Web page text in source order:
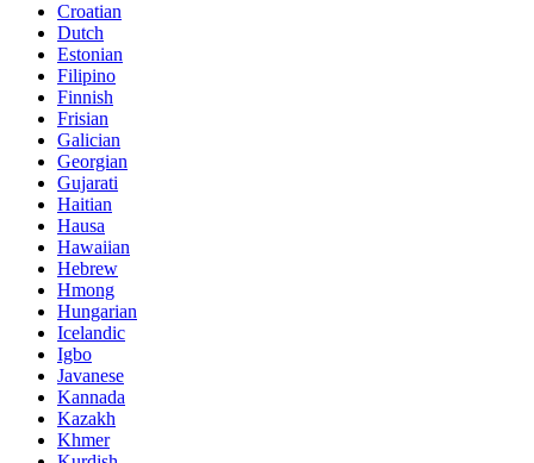
Croatian
Dutch
Estonian
Filipino
Finnish
Frisian
Galician
Georgian
Gujarati
Haitian
Hausa
Hawaiian
Hebrew
Hmong
Hungarian
Icelandic
Igbo
Javanese
Kannada
Kazakh
Khmer